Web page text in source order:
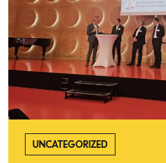
UNCATEGORIZED